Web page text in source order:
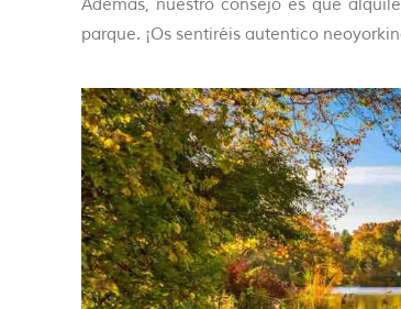
Además, nuestro consejo es que
parque. ¡Os sentiréis autentico